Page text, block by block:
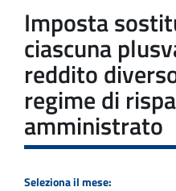
Imposta
ciascuna
reddito
regime di
amministrato
Seleziona il mese: